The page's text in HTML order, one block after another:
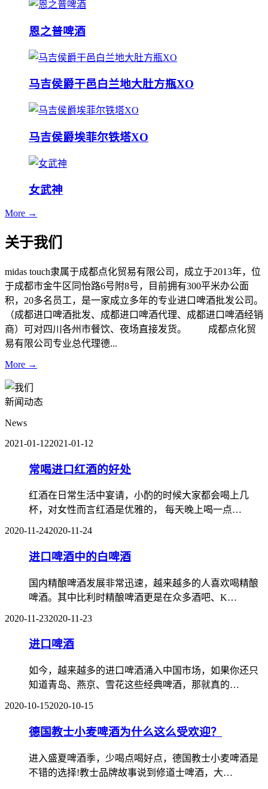
恩之普啤酒
马吉侯爵干邑白兰地大肚方瓶XO
马吉侯爵埃菲尔铁塔XO
女武神
More →
关于我们
midas touch隶属于成都点化贸易有限公司，成立于2013年，位
于成都市金牛区同怡路6号附8号，目前拥有300平米办公面
积，20多名员工，是一家成立多年的专业进口啤酒批发公司。
（成都进口啤酒批发、成都进口啤酒代理、成都进口啤酒经销
商）可对四川各州市餐饮、夜场直接发货。 成都点化贸
易有限公司专业总代理德...
More →
新闻动态
News
2021-01-122021-01-12
常喝进口红酒的好处
红酒在日常生活中宴请，小酌的时候大家都会喝上几
杯，对女性而言红酒是优雅的， 每天晚上喝一点…
2020-11-242020-11-24
进口啤酒中的白啤酒
国内精酿啤酒发展非常迅速，越来越多的人喜欢喝精酿
啤酒。其中比利时精酿啤酒更是在众多酒吧、K…
2020-11-232020-11-23
进口啤酒
如今，越来越多的进口啤酒涌入中国市场，如果你还只
知道青岛、燕京、雪花这些经典啤酒，那就真的…
2020-10-152020-10-15
德国教士小麦啤酒为什么这么受欢迎？
进入盛夏啤酒季，少喝点喝好点，德国教士小麦啤酒是
不错的选择!教士品牌故事说到修道士啤酒，大…